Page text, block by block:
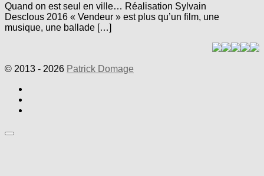
Quand on est seul en ville… Réalisation Sylvain
Desclous 2016 « Vendeur » est plus qu’un film, une
musique, une ballade […]
© 2013 - 2026 Patrick Domage